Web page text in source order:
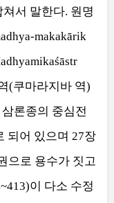
쳐서 말한다. 원명
makakārik
(쿠마라지바 역)
론종의 중심전
되어 있으며 27장
으로 용수가 짓고
이 다소 수정